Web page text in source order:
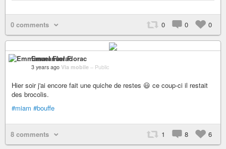
0 comments 0 0 0
Emmanuel Florac
3 years ago Via mobile – Public
Hier soir j'ai encore fait une quiche de restes 😃 ce coup-ci il restait
des brocolis.
#miam #bouffe
8 comments 1 8 6